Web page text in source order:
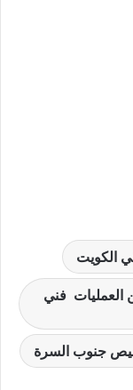
الكويت
العمليات فني
جنوب السرة